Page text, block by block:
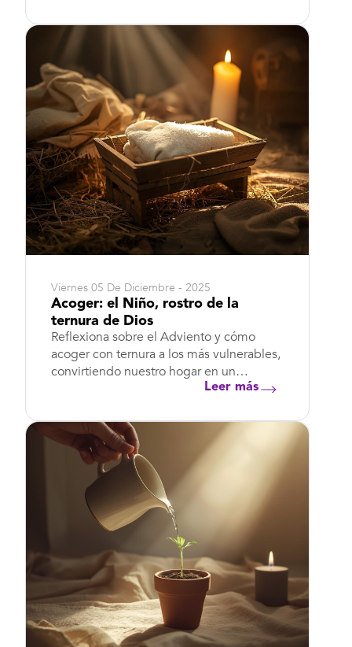
Viernes 05 De Diciembre - 2025
Acoger: el Niño, rostro de la
ternura de Dios
Reflexiona sobre el Adviento y cómo
acoger con ternura a los más vulnerables,
convirtiendo nuestro hogar en un
Leer más